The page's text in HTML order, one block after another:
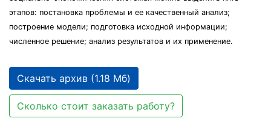
этапов: постановка проблемы и ее качественный анализ;
построение модели; подготовка исходной информации;
численное решение; анализ результатов и их применение.
Скачать архив (1.18 Мб)
Сколько стоит заказать работу?